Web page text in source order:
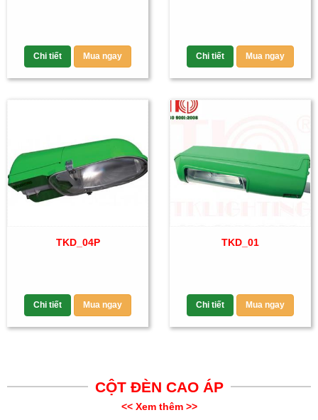
Chi tiết Mua ngay Chi tiết Mua ngay
TKD_04P
Chi tiết Mua ngay
TKD_01
Chi tiết Mua ngay
CỘT ĐÈN CAO ÁP
<< Xem thêm >>